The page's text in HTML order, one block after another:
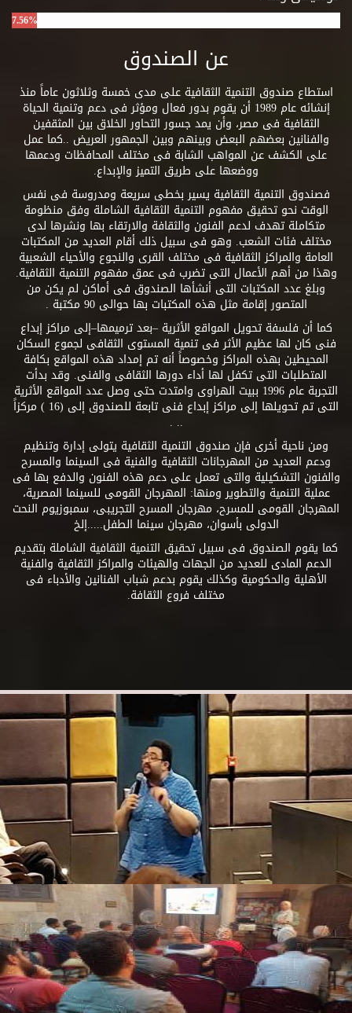
7.56%
عن الصندوق
استطاع صندوق التنمية الثقافية على مدى خمسة وثلاثون عاماً منذ
إنشائه عام 1989 أن يقوم بدور فعال ومؤثر فى دعم وتنمية الحياة
الثقافية فى مصر، وأن يمد جسور التحاور الخلاق بين المثقفين
والفنانين بعضهم البعض وبينهم وبين الجمهور العريض ..كما عمل
على الكشف عن المواهب الشابة فى مختلف المحافظات ودعمها
ووضعها على طريق التميز والإبداع.
فصندوق التنمية الثقافية يسير بخطى سريعة ومدروسة فى نفس
الوقت نحو تحقيق مفهوم التنمية الثقافية الشاملة وفق منظومة
متكاملة تهدف لدعم الفنون والثقافة والارتقاء بها ونشرها لدى
مختلف فئات الشعب. وهو فى سبيل ذلك أقام العديد من المكتبات
العامة والمراكز الثقافية فى مختلف القرى والنجوع والأحياء الشعبية
وهذا من أهم الأعمال التى تضرب فى عمق مفهوم التنمية الثقافية.
وبلغ عدد المكتبات التى أنشأها الصندوق فى أماكن لم يكن من
المتصور إقامة مثل هذه المكتبات بها حوالى 90 مكتبة .
كما أن فلسفة تحويل المواقع الأثرية –بعد ترميمها–إلى مراكز إبداع
فنى كان لها عظيم الأثر فى تنمية المستوى الثقافى لجموع السكان
المحيطين بهذه المراكز وخصوصاً أنه تم إمداد هذه المواقع بكافة
المتطلبات التى تكفل لها أداء دورها الثقافى والفنى. وقد بدأت
التجربة عام 1996 ببيت الهراوى وامتدت حتى وصل عدد المواقع الأثرية
التى تم تحويلها إلى مراكز إبداع فنى تابعة للصندوق إلى (16 ) مركزاً
.. .
ومن ناحية أخرى فإن صندوق التنمية الثقافية يتولى إدارة وتنظيم
ودعم العديد من المهرجانات الثقافية والفنية فى السينما والمسرح
والفنون التشكيلية والتى تعمل على دعم هذه الفنون والدفع بها فى
عملية التنمية والتطوير ومنها: المهرجان القومى للسينما المصرية،
المهرجان القومى للمسرح، مهرجان المسرح التجريبى، سمبوزيوم النحت
الدولى بأسوان، مهرجان سينما الطفل.....إلخ
كما يقوم الصندوق فى سبيل تحقيق التنمية الثقافية الشاملة بتقديم
الدعم المادى للعديد من الجهات والهيئات والمراكز الثقافية والفنية
الأهلية والحكومية وكذلك يقوم بدعم شباب الفنانين والأدباء فى
مختلف فروع الثقافة.